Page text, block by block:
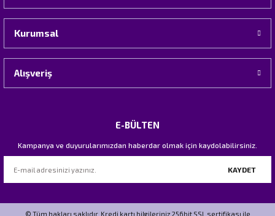
Kurumsal
Alışveriş
E-BÜLTEN
Kampanya ve duyurularımızdan haberdar olmak için kaydolabilirsiniz.
KAYDET
© Tüm hakları saklıdır. Kredi kartı bilgileriniz 256bit SSL sertifikası ile